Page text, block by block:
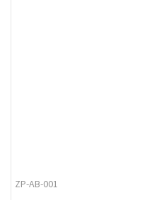
ZP-AB-001